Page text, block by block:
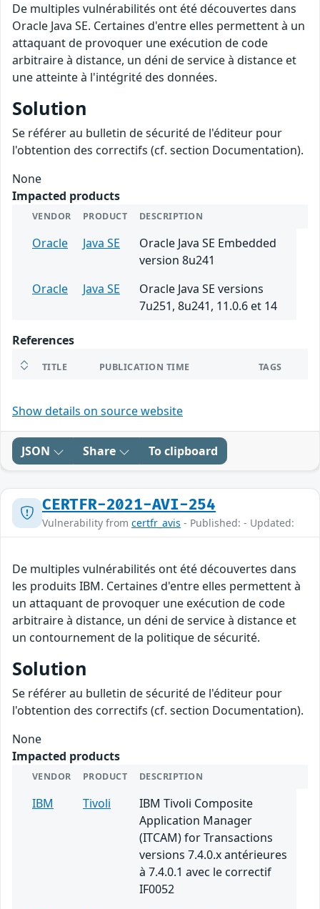
De multiples vulnérabilités ont été découvertes dans
Oracle Java SE. Certaines d'entre elles permettent à un
attaquant de provoquer une exécution de code
arbitraire à distance, un déni de service à distance et
une atteinte à l'intégrité des données.
Solution
Se référer au bulletin de sécurité de l'éditeur pour
l'obtention des correctifs (cf. section Documentation).
None
Impacted products
VENDOR PRODUCT DESCRIPTION
Oracle Java SE
Oracle Java SE Embedded
version 8u241
Oracle
Java SE
Oracle Java SE versions
7u251, 8u241, 11.0.6 et 14
References
TITLE PUBLICATION TIME TAGS
Show details on source website
JSON Share To clipboard
CERTFR-2021-AVI-254
Vulnerability from certfr_avis - Published: - Updated:
De multiples vulnérabilités ont été découvertes dans
les produits IBM. Certaines d'entre elles permettent à
un attaquant de provoquer une exécution de code
arbitraire à distance, un déni de service à distance et
un contournement de la politique de sécurité.
Solution
Se référer au bulletin de sécurité de l'éditeur pour
l'obtention des correctifs (cf. section Documentation).
None
Impacted products
VENDOR PRODUCT DESCRIPTION
IBM Tivoli
IBM Tivoli Composite
Application Manager
(ITCAM) for Transactions
versions 7.4.0.x antérieures
à 7.4.0.1 avec le correctif
IF0052